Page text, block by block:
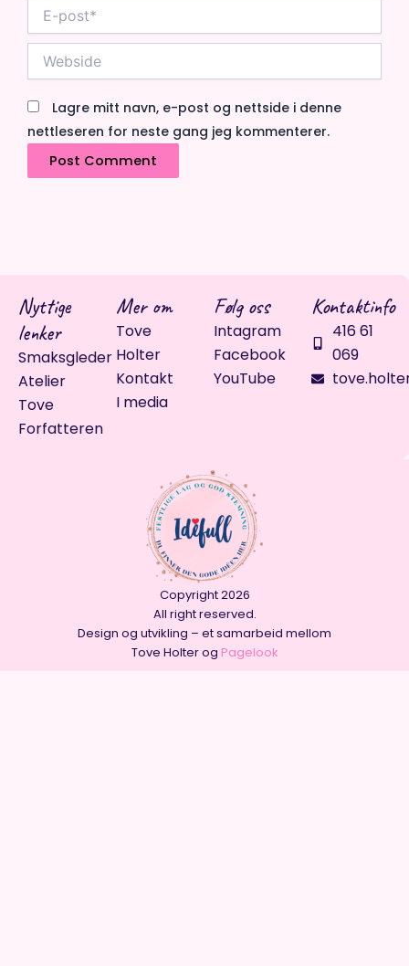
post*
Lagre mitt navn, e-post og nettside i denne
nettleseren for neste gang jeg kommenterer.
Copyright 2026
All right reserved.
Design og utvikling – et samarbeid mellom
Tove Holter og Pagelook
Nyttige
lenker
Smaksgleder
Atelier
Tove
Forfatteren
Mer om
Tove
Holter
Kontakt
I media
Følg oss
Intagram
Facebook
YouTube
Kontaktinfo
416 61
069